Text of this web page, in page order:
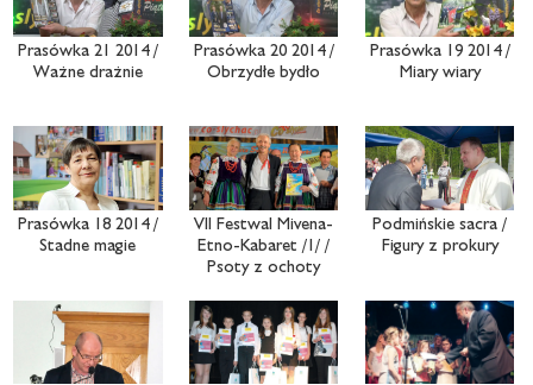
Prasówka 21 2014 /
Ważne drażnie
Prasówka 20 2014 /
Obrzydłe bydło
Prasówka 19 2014 /
Miary wiary
Prasówka 18 2014 /
Stadne magie
VII Festwal Mivena-
Etno-Kabaret /1/ /
Psoty z ochoty
Podmińskie sacra /
Figury z prokury